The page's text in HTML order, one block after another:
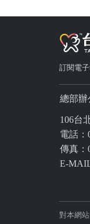
訂閱電
總部辦
106台
電話：
傳真：
E-
對本網